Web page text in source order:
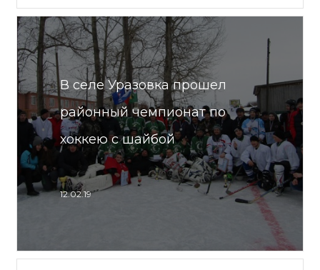
В селе Уразовка прошел
районный чемпионат по
хоккею с шайбой
12.02.19